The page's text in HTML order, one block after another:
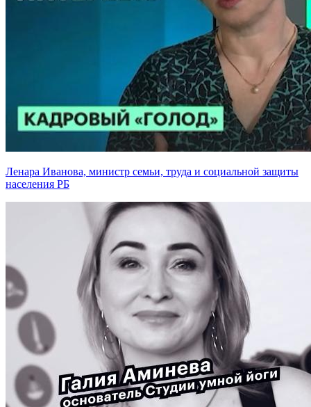
Ленара Иванова, министр семьи, труда и социальной защиты
населения РБ